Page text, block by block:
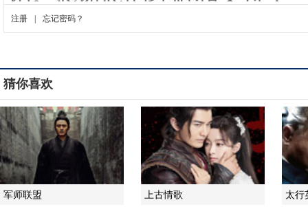
猜你喜欢
军师联盟 上古情歌 太行